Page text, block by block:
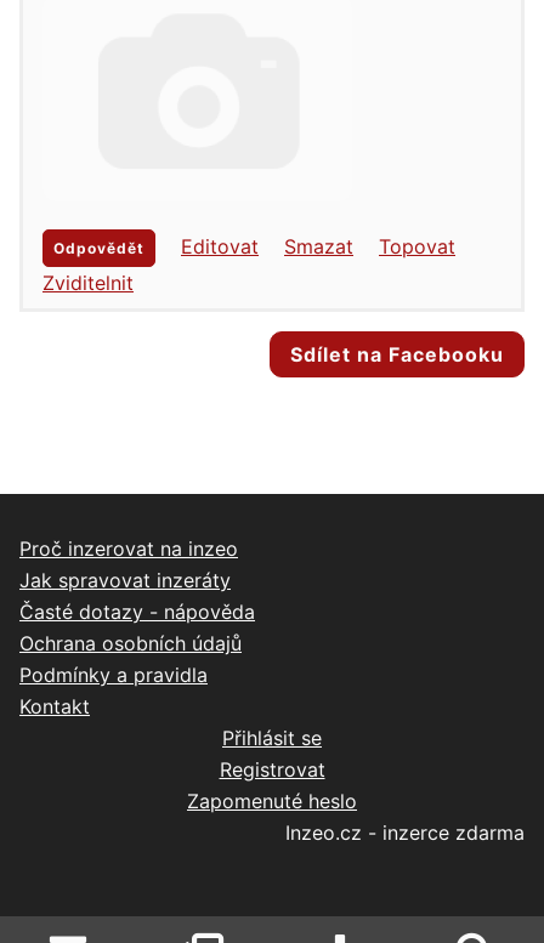
Odpovědět Editovat Smazat
Topovat
Zviditelnit
Sdílet na Facebooku
Proč inzerovat na inzeo
Jak spravovat inzeráty
Časté dotazy - nápověda
Ochrana osobních údajů
Podmínky a pravidla
Kontakt
Přihlásit se
Registrovat
Zapomenuté heslo
Inzeo.cz - inzerce zdarma